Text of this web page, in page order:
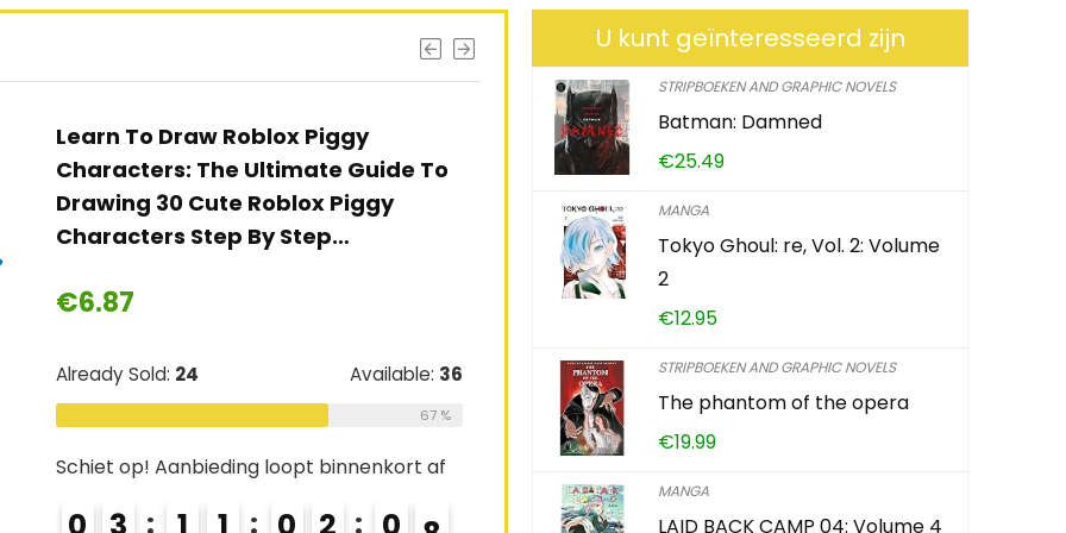
Learn To Draw Roblox Piggy
Characters: The Ultimate Guide To
Drawing 30 Cute Roblox Piggy
Characters Step By Step…
€6.87
Already Sold: 24 Available: 36
67 %
Schiet op! Aanbieding loopt binnenkort af
U kunt geïnteresseerd zijn
STRIPBOEKEN AND GRAPHIC NOVELS
Batman: Damned
€25.49
MANGA
Tokyo Ghoul: re, Vol. 2: Volume
2
€12.95
STRIPBOEKEN AND GRAPHIC NOVELS
The phantom of the opera
€19.99
MANGA
LAID BACK CAMP 04: Volume 4